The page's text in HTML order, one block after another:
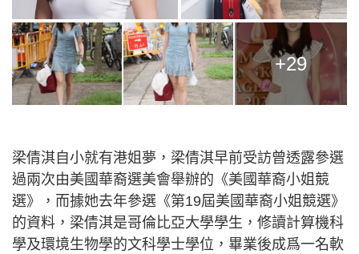
+29
梁倩淇自小就有港姐夢，梁倩淇早前受訪曾透露參選
過兩次由美國華裔選美會舉辦的《美國華裔小姐競
選》，而據她去年參選《第19屆美國華裔小姐競選》
的資料，梁倩淇是哥倫比亞大學學生，修讀計算機科
學及環境生物學的文科學士學位，畢業後成爲一名軟